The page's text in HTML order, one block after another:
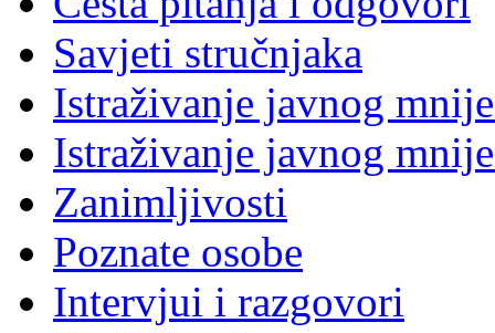
Savjeti stručnjaka
Istraživanje javnog
Istraživanje javnog
Zanimljivosti
Poznate osobe
Intervjui i razgovori